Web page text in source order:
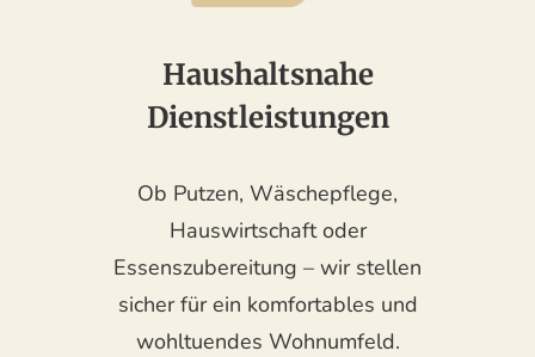
Haushaltsnahe
Dienstleistungen
Ob Putzen, Wäschepflege,
Hauswirtschaft oder
Essenszubereitung – wir stellen
sicher für ein komfortables und
wohltuendes Wohnumfeld.